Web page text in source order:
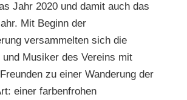
Jahr 2020 und damit auch das
Mit Beginn der
versammelten sich die
und Musiker des Vereins mit
zu einer Wanderung der
einer farbenfrohen